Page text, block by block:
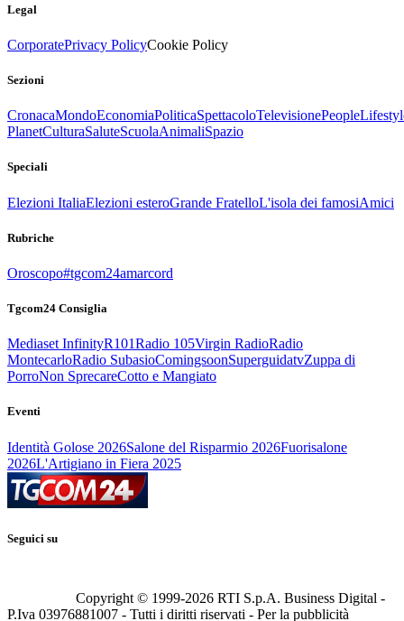
Legal
CorporatePrivacy PolicyCookie Policy
Sezioni
CronacaMondoEconomiaPoliticaSpettacoloTelevisionePeople
PlanetCulturaSaluteScuolaAnimaliSpazio
Speciali
Elezioni ItaliaElezioni esteroGrande FratelloL'isola dei famosiAmici
Rubriche
Oroscopo#tgcom24amarcord
Tgcom24 Consiglia
Mediaset InfinityR101Radio 105Virgin RadioRadio
MontecarloRadio SubasioComingsoonSuperguidatvZuppa di
PorroNon SprecareCotto e Mangiato
Eventi
Identità Golose 2026Salone del Risparmio 2026Fuorisalone
2026L'Artigiano in Fiera 2025
Seguici su
Copyright © 1999-2026 RTI S.p.A. Business Digital -
P.Iva 03976881007 - Tutti i diritti riservati - Per la pubblicità